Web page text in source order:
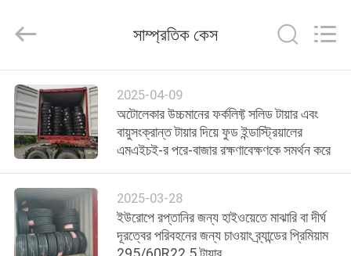
বাড়ি
পণ্য
আমাদের
সম্পর্কে
CO.,LIMITED.
সাম্প্রতিক কেস
2025-04-09
অটোলেকার উচ্চমানের ফর্কলিফ্ট সলিড টায়ার এবং
বায়ুসংক্রান্ত টায়ার দিয়ে ফুড ইন্ডাস্ট্রিয়ালের
এমএইচই-র পরে-বাজার রক্ষণাবেক্ষণকে সমর্থন করে
2025-03-28
ইউরোপে রপ্তানির জন্য হাইওয়েতে মাঝারি বা দীর্ঘ
দূরত্বের পরিবহনের জন্য চাওয়াং ব্র্যান্ডের প্রিমিয়াম